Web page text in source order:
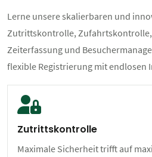
Lerne unsere skalierbaren und
Zutrittskontrolle,
Zeiterfassung und
flexible Registrierung mit endlosen
Zutrittskontrolle
Maximale Sicherheit trifft auf